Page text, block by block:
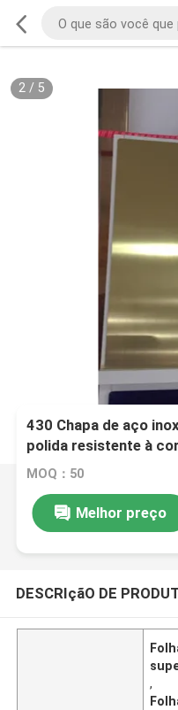
2/ 5
430 Chapa de aço
polida resistente à
brilhante
MOQ：50
Melhor preço
DESCRIçãO DE
,